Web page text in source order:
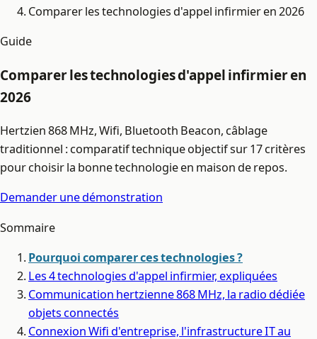
Comparer les technologies d'appel infirmier en 2026
Guide
Comparer les technologies d'appel infirmier en
2026
Hertzien 868 MHz, Wifi, Bluetooth Beacon, câblage
traditionnel : comparatif technique objectif sur 17 critères
pour choisir la bonne technologie en maison de repos.
Demander une démonstration
Sommaire
Pourquoi comparer ces technologies ?
Les 4 technologies d'appel infirmier, expliquées
Communication hertzienne 868 MHz, la radio dédiée
objets connectés
Connexion Wifi d'entreprise, l'infrastructure IT au